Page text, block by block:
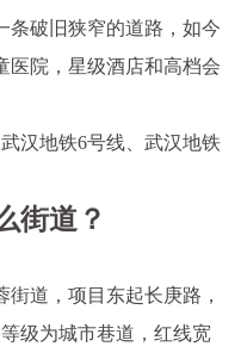
条破旧狭窄的道路，如今
医院，星级酒店和高档会
汉地铁6号线、武汉地铁
街道？
道，项目东起长庚路，
级为城市巷道，红线宽